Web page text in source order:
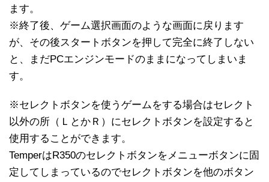
ます。
※終了後、ゲーム選択画面のような画面に戻ります
が、その後スタートボタンを押して完全に終了しない
と、まだPCエンジンモードのままになってしまいま
す。
※セレクトボタンを使うゲームをする場合はセレクト
以外の所（ＬとかＲ）にセレクトボタンを設定すると
使用することができます。
TemperはR350のセレクトボタンをメニューボタンに固
定してしまっているのでセレクトボタンを他のボタン